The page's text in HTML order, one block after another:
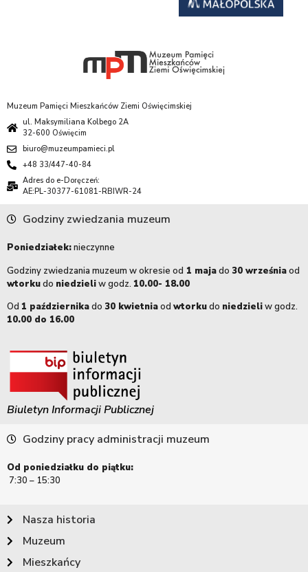
Muzeum Pamięci Mieszkańców Ziemi Oświęcimskiej
ul. Maksymiliana Kolbego 2A
32-600 Oświęcim
biuro@muzeumpamieci.pl
+48 33/447-40-84
Adres do e-Doręczeń:
AE:PL-30377-61081-RBIWR-24
Godziny zwiedzania muzeum
Poniedziałek:nieczynne
Godziny zwiedzania muzeum w okresie od 1 majado 30 wrześniaod
wtorkudo niedzieliw godz. 10.00- 18.00
Od 1 październikado 30 kwietniaod wtorkudo niedzieliw godz.
10.00 do 16.00
Biuletyn Informacji Publicznej
Godziny pracy administracji muzeum
Od poniedziałku do piątku:
7:30 – 15:30
Nasza historia
Muzeum
Mieszkańcy